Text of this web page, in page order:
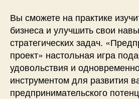
Вы сможете на практике
бизнеса и улучшить свои
стратегических задач.
проект» настольная игра
удовольствия и
инструментом для развития
предпринимательского